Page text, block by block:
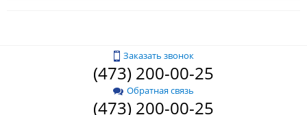
Заказать звонок
(473) 200-00-25
Обратная связь
(473) 200-00-25